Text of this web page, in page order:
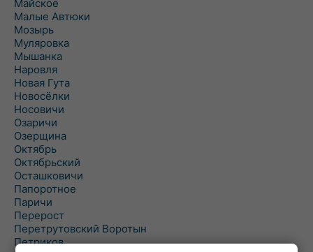
Майское
Малые Автюки
Мозырь
Муляровка
Мышанка
Наровля
Новая Гута
Новосёлки
Носовичи
Озаричи
Озерщина
Октябрь
Октябрьский
Осташковичи
Папоротное
Паричи
Перерост
Перетрутовский Воротын
Петриков